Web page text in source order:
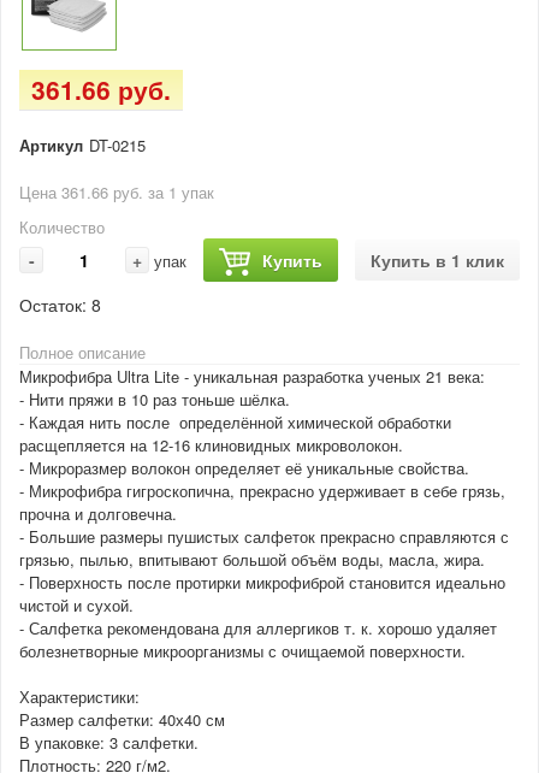
361.66 руб.
Артикул DT-0215
Цена 361.66 руб. за 1 упак
Количество
- + упак Купить
Купить в 1 клик
Остаток: 8
Полное описание
Микрофибра Ultra Lite - уникальная разработка ученых 21 века:
- Нити пряжи в 10 раз тоньше шёлка.
- Каждая нить после определённой химической обработки
расщепляется на 12-16 клиновидных микроволокон.
- Микроразмер волокон определяет её уникальные свойства.
- Микрофибра гигроскопична, прекрасно удерживает в себе грязь,
прочна и долговечна.
- Большие размеры пушистых салфеток прекрасно справляются с
грязью, пылью, впитывают большой объём воды, масла, жира.
- Поверхность после протирки микрофиброй становится идеально
чистой и сухой.
- Салфетка рекомендована для аллергиков т. к. хорошо удаляет
болезнетворные микроорганизмы с очищаемой поверхности.
Характеристики:
Размер салфетки: 40х40 см
В упаковке: 3 салфетки.
Плотность: 220 г/м2.